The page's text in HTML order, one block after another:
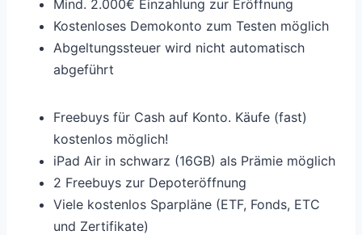
Mind. 2.000€ Einzahlung zur Eröffnung
Kostenloses Demokonto zum Testen möglich
Abgeltungssteuer wird nicht automatisch
abgeführt
Freebuys für Cash auf Konto. Käufe (fast)
kostenlos möglich!
iPad Air in schwarz (16GB) als Prämie möglich
2 Freebuys zur Depoteröffnung
Viele kostenlos Sparpläne (ETF, Fonds, ETC
und Zertifikate)